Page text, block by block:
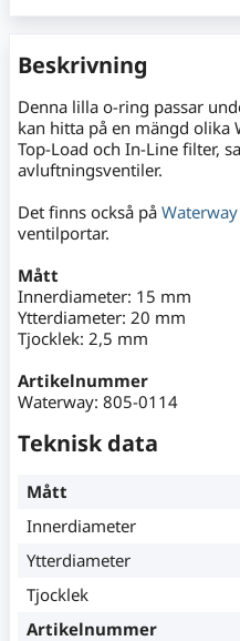
Beskrivning
Denna lilla o-ring passar
kan hitta på en mängd olika
Top-Load och In-Line filter,
avluftningsventiler.
Det finns också på Waterway
ventilportar.
Mått
Innerdiameter: 15 mm
Ytterdiameter: 20 mm
Tjocklek: 2,5 mm
Artikelnummer
Waterway: 805-0114
Teknisk data
Mått
Innerdiameter
Ytterdiameter
Tjocklek
Artikelnummer